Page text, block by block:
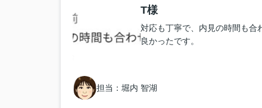
T様
対応も丁寧で、内見の時間も合
良かったです。
担当：堀内 智湖